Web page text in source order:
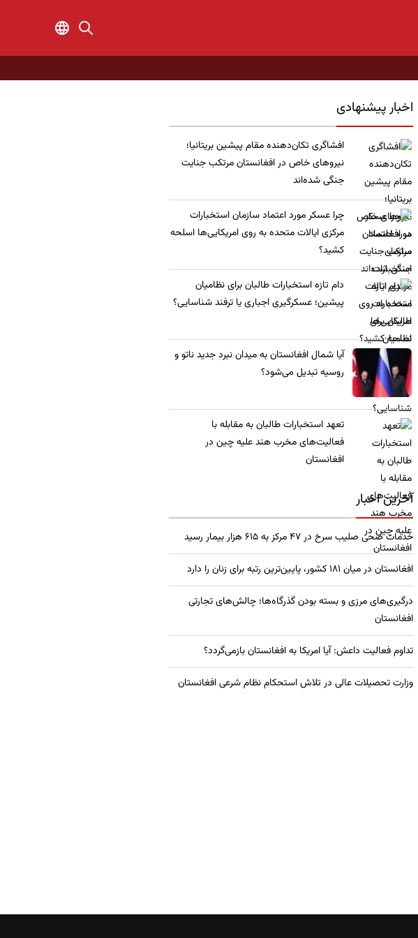
اخبار پیشنهادی
​افشاگری تکان‌دهنده مقام پیشین بریتانیا؛
نیروهای خاص در افغانستان مرتکب جنایت
جنگی شده‌اند
چرا عسکر مورد اعتماد سازمان استخبارات
مرکزی ایالات متحده به روی امریکایی‌ها اسلحه
کشید؟
​دام تازه استخبارات طالبان برای نظامیان
پیشین؛ عسکرگیری اجباری یا ترفند شناسایی؟
​آیا شمال افغانستان به میدان نبرد جدید ناتو و
روسیه تبدیل می‌شود؟
تعهد استخبارات طالبان به مقابله با
فعالیت‌های مخرب هند علیه چین در
افغانستان
آخرین اخبار
خدمات صحی صلیب سرخ در 47 مرکز به 615 هزار بیمار رسید
افغانستان در میان ۱۸۱ کشور، پایین‌ترین رتبه برای زنان را دارد
درگیری‌های مرزی و بسته بودن گذرگاه‌ها؛ چالش‌های تجارتی
افغانستان
تداوم فعالیت داعش: آیا امریکا به افغانستان بازمی‌گردد؟
وزارت تحصیلات عالی در تلاش استحکام نظام شرعی افغانستان